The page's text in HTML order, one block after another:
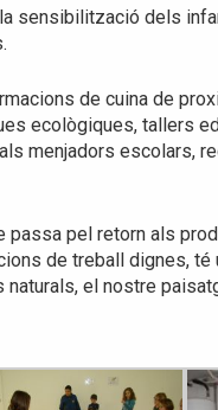
sensibilització dels
de cuina de
ecològiques, tallers
menjadors escolars,
passa pel retorn als
de treball dignes, té
el nostre